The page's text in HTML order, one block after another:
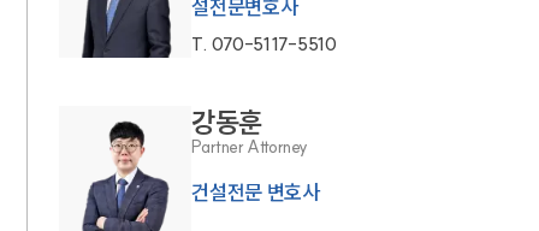
설전문변호사
T. 070-5117-5510
강동훈
Partner Attorney
건설전문 변호사